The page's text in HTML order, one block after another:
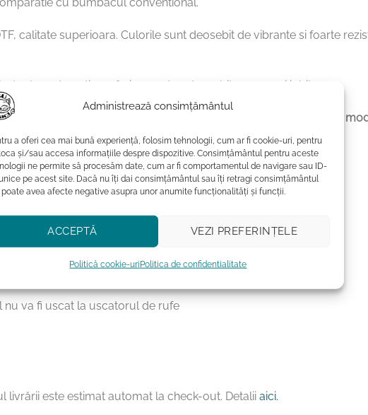
Administrează consimțământul
a oferi cea mai bună experiență, folosim tehnologii, cum ar fi cookie-uri, pentru
și/sau accesa informațiile despre dispozitive. Consimțământul pentru aceste
ne permite să procesăm date, cum ar fi comportamentul de navigare sau ID-
pe acest site. Dacă nu îți dai consimțământul sau îți retragi consimțământul
avea afecte negative asupra unor anumite funcționalități și funcții.
ACCEPTĂ VEZI PREFERINȚELE
Politică cookie-uriPolitica de confidentialitate
calitate superioara. Culorile sunt deosebit de vibrante si foarte
daca doresti sa oferi un cadou deosebit persoanei iubite.
eco-friendly, purrrfecte pentru iubitorii de pisici si pasionatii de
mai mici sau egale cu 40˚C
va fi uscat la uscatorul de rufe
livrării este estimat automat la check-out. Detalii aici.